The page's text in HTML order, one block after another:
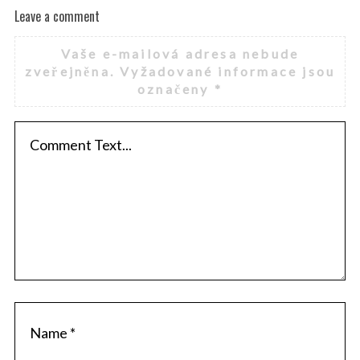
Leave a comment
Vaše e-mailová adresa nebude
zveřejněna. Vyžadované informace jsou
označeny *